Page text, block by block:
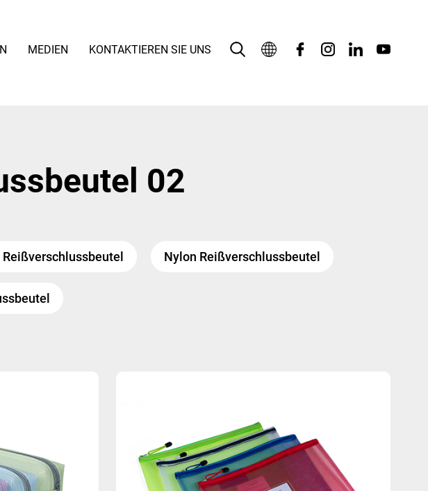
MEDIEN KONTAKTIEREN SIE UNS
02
Reißverschlussbeutel Nylon Reißverschlussbeutel